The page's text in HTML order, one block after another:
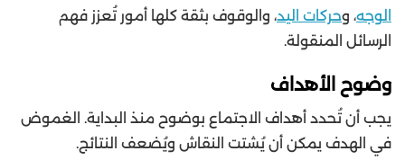
الوجه، وحركات اليد، والوقوف بثقة كلها أمور تُعزز فهم
الرسائل المنقولة.
وضوح الأهداف
يجب أن تُحدد أهداف الاجتماع بوضوح منذ البداية. الغموض
في الهدف يمكن أن يُشتت النقاش ويُضعف النتائج.